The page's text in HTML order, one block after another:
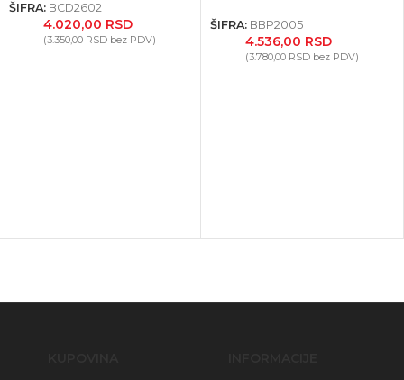
ŠIFRA: BCD2602
4.020,00 RSD
(3.350,00 RSD bez PDV)
ŠIFRA: BBP2005
4.536,00 RSD
(3.780,00 RSDbez PDV)